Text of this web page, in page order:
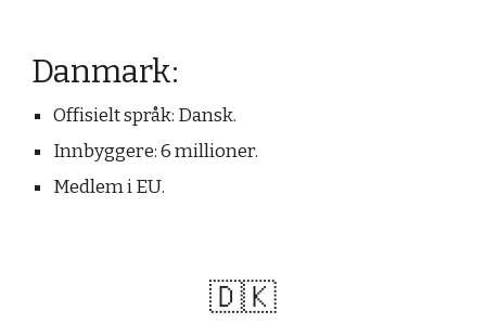
Danmark:
Offisielt språk: Dansk.
Innbyggere: 6 millioner.
Medlem i EU.
🇩🇰